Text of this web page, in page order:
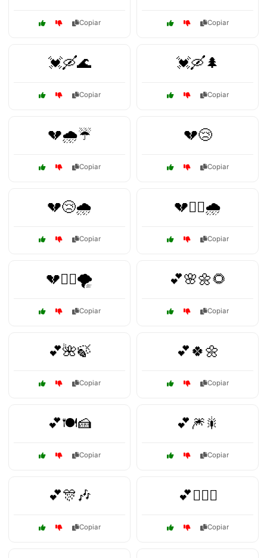
Copiar Copiar
💓🛶🌊
Copiar
💓🛶🌲
Copiar
💔🌧️☔
Copiar
💔😢
Copiar
💔😢🌧️
Copiar
💔🚶‍♂️🌧️
Copiar
💔🚶‍♂️🌪️
Copiar
💕🌸🌼🌻
Copiar
💕🌺🍃
Copiar
💕🍀🌼
Copiar
💕🍽️🍰
Copiar
💕🎆🎇
Copiar
💕🎊🎶
Copiar
💕👩‍❤️‍👨
Copiar